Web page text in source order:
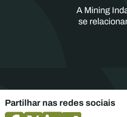
A Mining
se
Partilhar nas redes sociais